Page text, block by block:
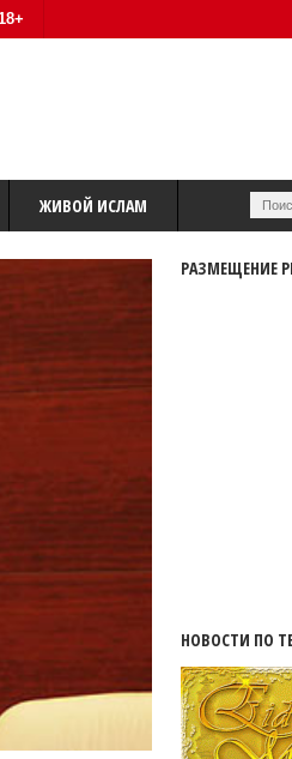
ЖИВОЙ ИСЛАМ
РАЗМЕЩЕНИЕ
НОВОСТИ ПО